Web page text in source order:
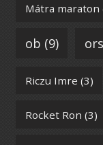
Mátra maraton
ob (9)
Riczu Imre (3)
Rocket Ron (3)